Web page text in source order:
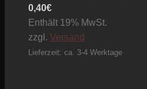
0,40€
Enthält 19% MwSt.
zzgl. Versand
Lieferzeit: ca. 3-4 Werktage